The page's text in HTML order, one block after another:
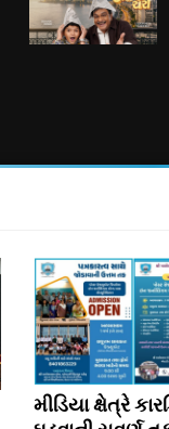
મીડિયા ક્ષેત્રે
Subscribe Us